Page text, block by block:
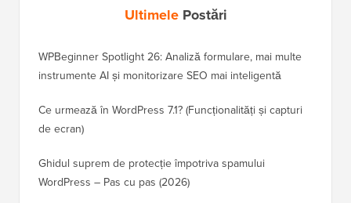
UltimelePostări
WPBeginner Spotlight 26: Analiză formulare, mai multe
instrumente AI și monitorizare SEO mai inteligentă
Ce urmează în WordPress 7.1? (Funcționalități și capturi
de ecran)
Ghidul suprem de protecție împotriva spamului
WordPress – Pas cu pas (2026)